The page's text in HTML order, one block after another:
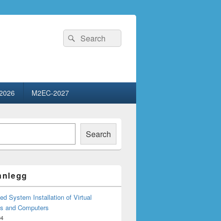
Search
for:
Search
M2EC-2027
Search
System Installation of Virtual
and Computers